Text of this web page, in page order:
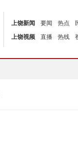
上饶新闻 要闻 热点
上饶视频
直播 热线